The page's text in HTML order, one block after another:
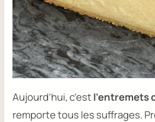
Aujourd’hui, c’est l’entremets
remporte tous les suffrages.